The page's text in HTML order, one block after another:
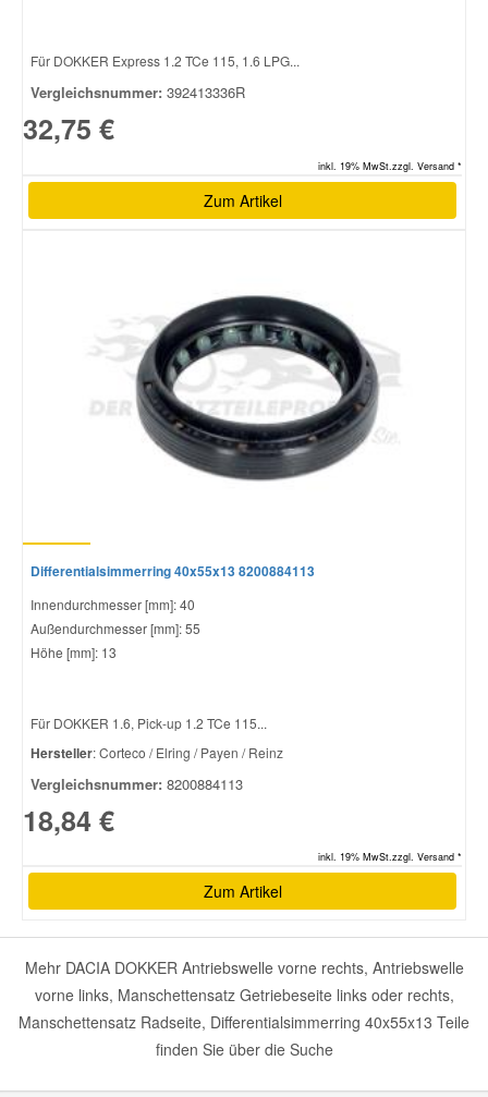
Für DOKKER Express 1.2 TCe 115, 1.6 LPG...
Vergleichsnummer: 392413336R
32,75 €
inkl. 19% MwSt.zzgl. Versand *
Zum Artikel
Differentialsimmerring 40x55x13 8200884113
Innendurchmesser [mm]: 40
Außendurchmesser [mm]: 55
Höhe [mm]: 13
Für DOKKER 1.6, Pick-up 1.2 TCe 115...
Hersteller: Corteco / Elring / Payen / Reinz
Vergleichsnummer: 8200884113
18,84 €
inkl. 19% MwSt.zzgl. Versand *
Zum Artikel
Mehr DACIA DOKKER Antriebswelle vorne rechts, Antriebswelle
vorne links, Manschettensatz Getriebeseite links oder rechts,
Manschettensatz Radseite, Differentialsimmerring 40x55x13 Teile
finden Sie über die Suche